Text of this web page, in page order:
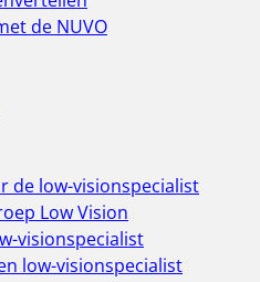
de NUVO
de low-visionspecialist
Low Vision
visionspecialist
low-visionspecialist